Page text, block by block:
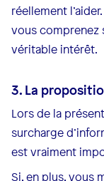
réellement
vous comprenez
véritable intérêt.
3. La
Lors de la
surcharge
est vraiment
Si, en plus, vous